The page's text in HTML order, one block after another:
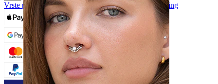
Vrste pirsingovMateriali nakita za pirsingNega za pirsing